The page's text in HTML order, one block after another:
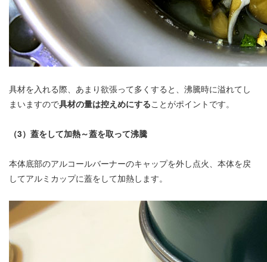
具材を入れる際、あまり欲張って多くすると、沸騰時に溢れてし
まいますので具材の量は控えめにすることがポイントです。
（3）蓋をして加熱～蓋を取って沸騰
本体底部のアルコールバーナーのキャップを外し点火、本体を戻
してアルミカップに蓋をして加熱します。